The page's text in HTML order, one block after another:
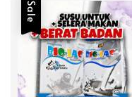
Sale